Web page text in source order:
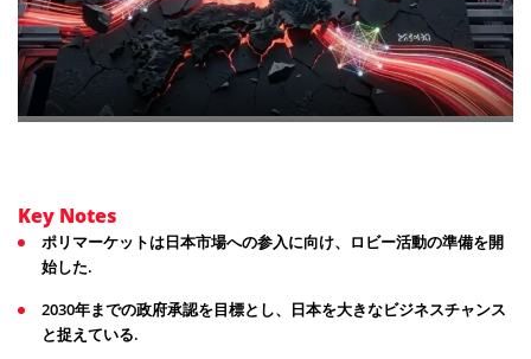
Key Notes
ポリマーケットは日本市場への参入に向け、ロビー活動の準備を開
始した.
2030年までの政府承認を目標とし、日本を大きなビジネスチャンス
と捉えている.